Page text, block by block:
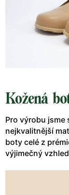
Kožená
Pro výrobu
nejkvalitnější
boty celé z
výjimečný